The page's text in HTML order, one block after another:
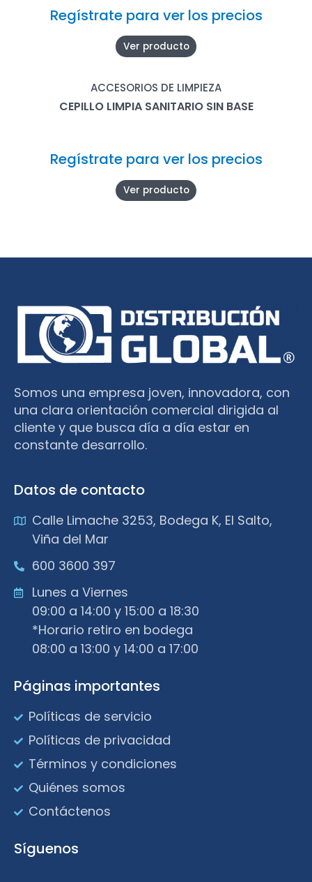
Regístrate para ver los precios
Ver producto
ACCESORIOS DE LIMPIEZA
CEPILLO LIMPIA SANITARIO SIN BASE
Regístrate para ver los precios
Ver producto
Somos una empresa joven, innovadora, con
una clara orientación comercial dirigida al
cliente y que busca día a día estar en
constante desarrollo.
Datos de contacto
Calle Limache 3253, Bodega K, El Salto,
Viña del Mar
600 3600 397
Lunes a Viernes
09:00 a 14:00 y 15:00 a 18:30
*Horario retiro en bodega
08:00 a 13:00 y 14:00 a 17:00
Páginas importantes
Políticas de servicio
Políticas de privacidad
Términos y condiciones
Quiénes somos
Contáctenos
Síguenos